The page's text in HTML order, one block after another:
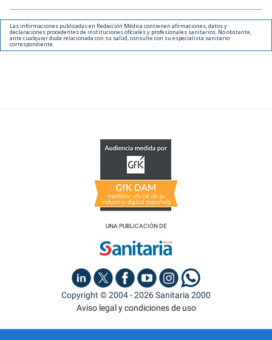
Las informaciones publicadas en Redacción Médica contienen afirmaciones, datos y
declaraciones procedentes de instituciones oficiales y profesionales sanitarios. No obstante,
ante cualquier duda relacionada con su salud, consulte con su especialista sanitario
correspondiente.
UNA PUBLICACIÓN DE
Copyright © 2004 - 2026 Sanitaria 2000
Aviso legal y condiciones de uso